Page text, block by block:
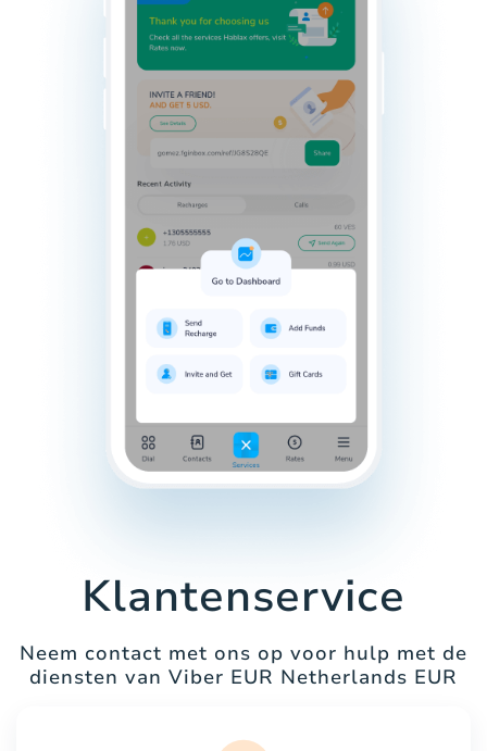
Klantenservice
Neem contact met ons op voor hulp met de
diensten van Viber EUR Netherlands EUR